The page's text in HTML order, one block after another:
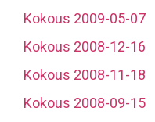
Kokous 2009-05-07
Kokous 2008-12-16
Kokous 2008-11-18
Kokous 2008-09-15